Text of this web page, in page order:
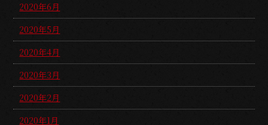
2020年6月
2020年5月
2020年4月
2020年3月
2020年2月
2020年1月